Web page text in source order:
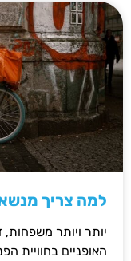
למה צריך מנשא
יותר ויותר משפחות,
האופניים בחוויית